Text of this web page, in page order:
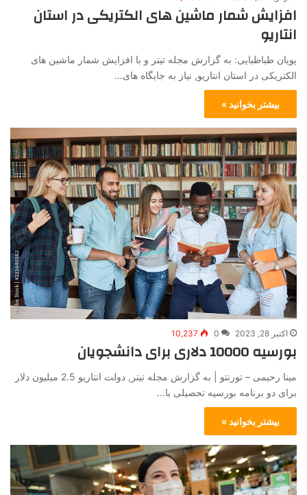
افزایش شمار ماشین های الکتریکی در استان
انتاریو
پویان طباطبایی: به گزارش مجله تیتر و با افزایش شمار ماشین های
الکتریکی در استان انتاریو, نیاز به جایگاه های…
بیشتر بخوانید »
اکتبر 28, 2023 0
10,237
بورسیه 10000 دلاری برای دانشجویان
مینا رحیمی – تورنتو | به گزارش مجله تیتر, دولت انتاریو 2.5 میلیون دلار
برای دو برنامه بورسیه تحصیلی با…
بیشتر بخوانید »